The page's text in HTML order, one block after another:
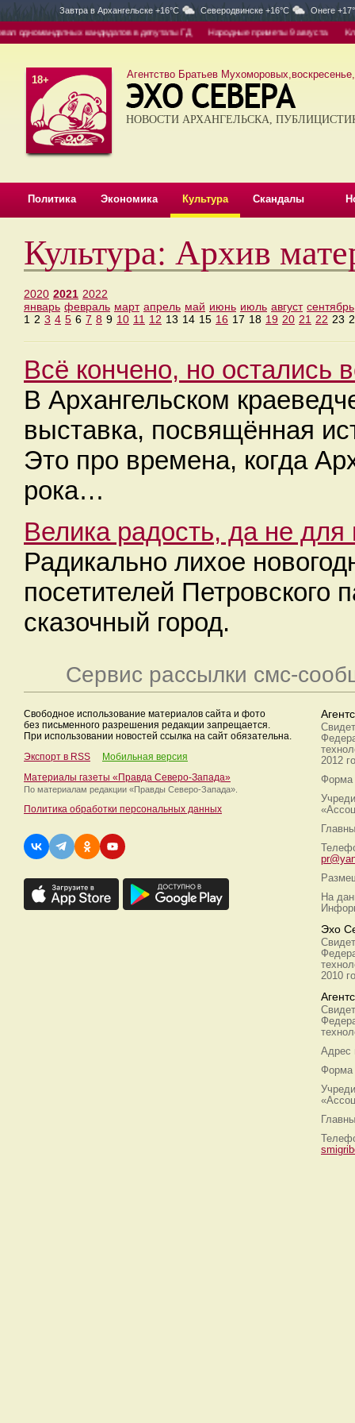
Завтра в Архангельске +16°C Северодвинске +16°C Онеге
одномандатных кандидатов в депутаты ГД Народные приметы 9 августа
18+ Агентство Братьев
НОВОСТИ АРХАНГЕЛЬСКА,
Политика Экономика Культура Скандалы
Культура: Архив
2020 2021 2022
январь февраль март апрель май июнь июль август сентябрь
1 2 3 4 5 6 7 8 9 10 11 12 13 14 15 16 17 18 19 20 21 22 23
Всё кончено, но остались
В Архангельском
выставка, посвящённая
Это про времена, когда
рока…
Велика радость, да не для
Радикально лихое
посетителей
сказочный город.
Сервис рассылки смс-
Свободное использование материалов сайта и фото
без письменного разрешения редакции запрещается.
При использовании новостей ссылка на сайт обязательна.
Экспорт в RSS
Мобильная версия
Материалы газеты «Правда Северо-Запада»
По материалам редакции «Правды Северо-Запада».
Политика обработки персональных данных
2012
Форма
На
Эхо
2010
Адрес
Форма